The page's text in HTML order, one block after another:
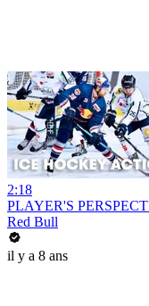
2:18
PLAYER'S
Red Bull
il y a 8 ans